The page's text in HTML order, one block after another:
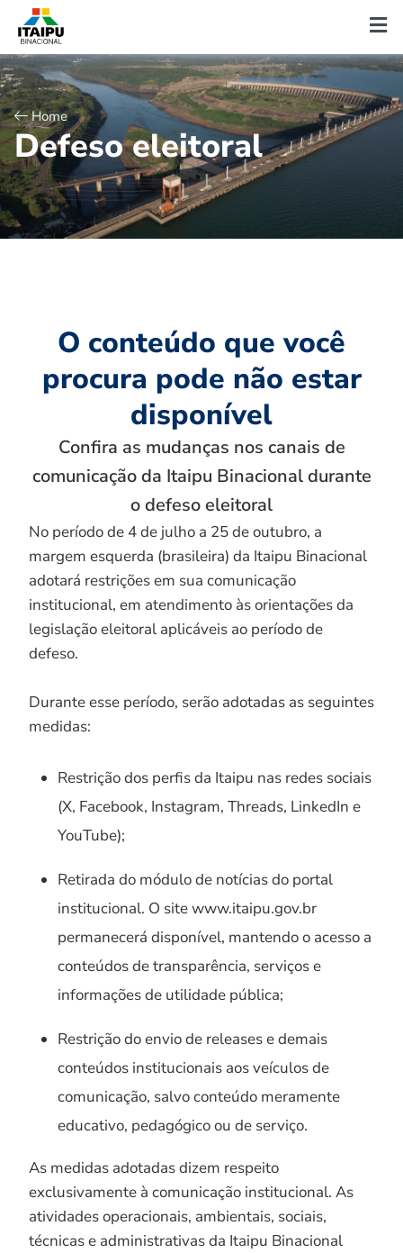
Home
Defeso eleitoral
O conteúdo que você
procura pode não estar
disponível
Confira as mudanças nos canais de
comunicação da Itaipu Binacional durante
o defeso eleitoral
No período de 4 de julho a 25 de outubro, a
margem esquerda (brasileira) da Itaipu Binacional
adotará restrições em sua comunicação
institucional, em atendimento às orientações da
legislação eleitoral aplicáveis ao período de
defeso.
Durante esse período, serão adotadas as seguintes
medidas:
Restrição dos perfis da Itaipu nas redes sociais
(X, Facebook, Instagram, Threads, LinkedIn e
YouTube);
Retirada do módulo de notícias do portal
institucional. O site www.itaipu.gov.br
permanecerá disponível, mantendo o acesso a
conteúdos de transparência, serviços e
informações de utilidade pública;
Restrição do envio de releases e demais
conteúdos institucionais aos veículos de
comunicação, salvo conteúdo meramente
educativo, pedagógico ou de serviço.
As medidas adotadas dizem respeito
exclusivamente à comunicação institucional. As
atividades operacionais, ambientais, sociais,
técnicas e administrativas da Itaipu Binacional